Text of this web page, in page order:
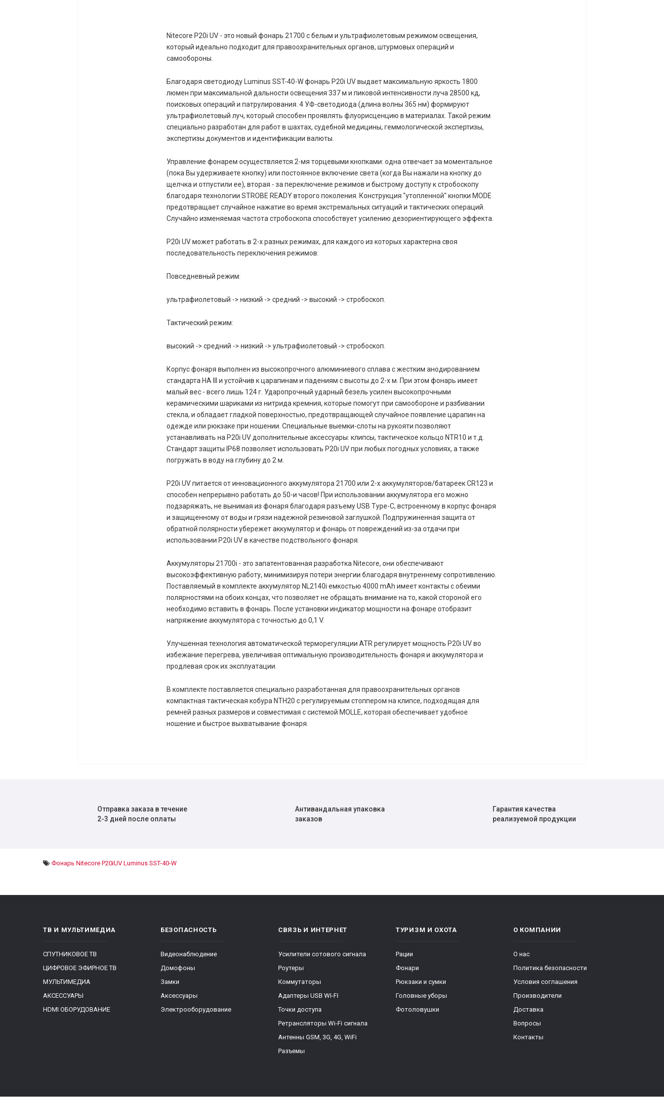
Nitecore P20i UV - это новый фонарь 21700 с белым и ультрафиолетовым режимом освещения,
который идеально подходит для правоохранительных органов, штурмовых операций и
самообороны.
Благодаря светодиоду Luminus SST-40-W фонарь P20i UV выдает максимальную яркость 1800
люмен при максимальной дальности освещения 337 м и пиковой интенсивности луча 28500 кд,
поисковых операций и патрулирования. 4 УФ-светодиода (длина волны 365 нм) формируют
ультрафиолетовый луч, который способен проявлять флуорисценцию в материалах. Такой режим
специально разработан для работ в шахтах, судебной медицины, геммологической экспертизы,
экспертизы документов и идентификации валюты.
Управление фонарем осуществляется 2-мя торцевыми кнопками: одна отвечает за моментальное
(пока Вы удерживаете кнопку) или постоянное включение света (когда Вы нажали на кнопку до
щелчка и отпустили ее), вторая - за переключение режимов и быстрому доступу к стробоскопу
благодаря технологии STROBE READY второго поколения. Конструкция "утопленной" кнопки MODE
предотвращает случайное нажатие во время экстремальных ситуаций и тактических операций.
Случайно изменяемая частота стробоскопа способствует усилению дезориентирующего эффекта.
P20i UV может работать в 2-х разных режимах, для каждого из которых характерна своя
последовательность переключения режимов:
Повседневный режим:
ультрафиолетовый -> низкий -> средний -> высокий -> стробоскоп.
Тактический режим:
высокий -> средний -> низкий -> ультрафиолетовый -> стробоскоп.
Корпус фонаря выполнен из высокопрочного алюминиевого сплава с жестким анодированием
стандарта HA III и устойчив к царапинам и падениям с высоты до 2-х м. При этом фонарь имеет
малый вес - всего лишь 124 г. Ударопрочный ударный безель усилен высокопрочными
керамическими шариками из нитрида кремния, которые помогут при самообороне и разбивании
стекла, и обладает гладкой поверхностью, предотвращающей случайное появление царапин на
одежде или рюкзаке при ношении. Специальные выемки-слоты на рукояти позволяют
устанавливать на P20i UV дополнительные аксессуары: клипсы, тактическое кольцо NTR10 и т.д.
Стандарт защиты IP68 позволяет использовать P20i UV при любых погодных условиях, а также
погружать в воду на глубину до 2 м.
P20i UV питается от инновационного аккумулятора 21700 или 2-х аккумуляторов/батареек CR123 и
способен непрерывно работать до 50-и часов! При использовании аккумулятора его можно
подзаряжать, не вынимая из фонаря благодаря разъему USB Type-C, встроенному в корпус фонаря
и защищенному от воды и грязи надежной резиновой заглушкой. Подпружиненная защита от
обратной полярности убережет аккумулятор и фонарь от повреждений из-за отдачи при
использовании P20i UV в качестве подствольного фонаря.
Аккумуляторы 21700i - это запатентованная разработка Nitecore, они обеспечивают
высокоэффективную работу, минимизируя потери энергии благодаря внутреннему сопротивлению.
Поставляемый в комплекте аккумулятор NL2140i емкостью 4000 mAh имеет контакты с обеими
полярностями на обоих концах, что позволяет не обращать внимание на то, какой стороной его
необходимо вставить в фонарь. После установки индикатор мощности на фонаре отобразит
напряжение аккумулятора с точностью до 0,1 V.
Улучшенная технология автоматической терморегуляции ATR регулирует мощность P20i UV во
избежание перегрева, увеличивая оптимальную производительность фонаря и аккумулятора и
продлевая срок их эксплуатации.
В комплекте поставляется специально разработанная для правоохранительных органов
компактная тактическая кобура NTH20 с регулируемым стоппером на клипсе, подходящая для
ремней разных размеров и совместимая с системой MOLLE, которая обеспечивает удобное
ношение и быстрое выхватывание фонаря.
Отправка заказа в течение
2-3 дней после оплаты
Антивандальная упаковка
заказов
Гарантия качества
реализуемой продукции
Фонарь Nitecore P20iUV Luminus SST-40-W
ТВ И МУЛЬТИМЕДИА
СПУТНИКОВОЕ ТВ
ЦИФРОВОЕ ЭФИРНОЕ ТВ
МУЛЬТИМЕДИА
АКСЕССУАРЫ
HDMI ОБОРУДОВАНИЕ
БЕЗОПАСНОСТЬ
Видеонаблюдение
Домофоны
Замки
Аксессуары
Электрооборудование
СВЯЗЬ И ИНТЕРНЕТ
Усилители сотового сигнала
Роутеры
Коммутаторы
Адаптеры USB WI-FI
Точки доступа
Ретрансляторы Wi-Fi сигнала
Антенны GSM, 3G, 4G, WiFi
Разъемы
ТУРИЗМ И ОХОТА
Рации
Фонари
Рюкзаки и сумки
Головные уборы
Фотоловушки
О КОМПАНИИ
О нас
Политика безопасности
Условия соглашения
Производители
Доставка
Вопросы
Контакты